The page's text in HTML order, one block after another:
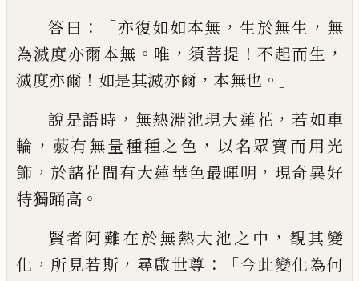
答曰 ：「亦復如如本無 ， 生於無生 ， 無
為滅度亦爾本無 。 唯 ， 須菩提 ！不起而生 ，
滅度亦爾 ！ 如是其滅亦爾 ， 本無也 。」
說是語時 ， 無熱淵池現大蓮花 ，若如車
輪 ， 𧀮有無量種種之色 ， 以名眾寶而用光
飾 ， 於諸花間有大蓮華色最暉明 ， 現奇異好
特獨踊高 。
賢者阿難在於無熱大池之中 ， 覩其變
化 ， 所見若斯 ， 尋啟世尊 ：「今此變化為何